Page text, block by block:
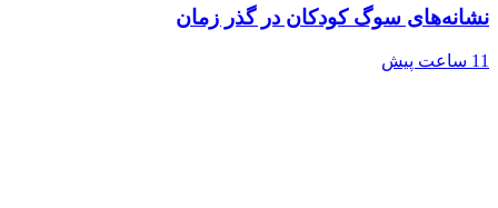
نشانه‌های سوگ کودکان در گذر زمان
11 ساعت پیش